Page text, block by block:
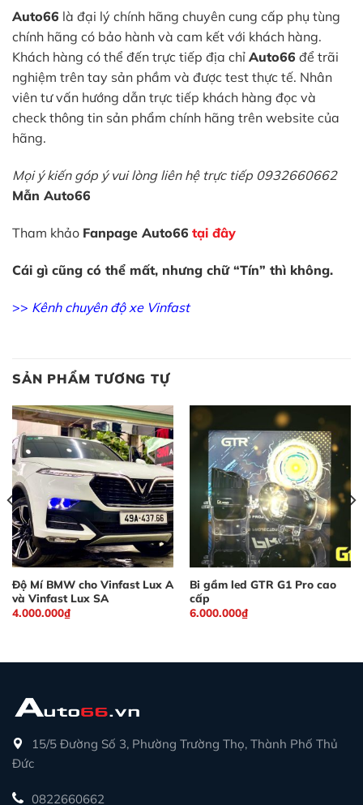
Auto66 là đại lý chính hãng chuyên cung cấp phụ tùng
chính hãng có bảo hành và cam kết với khách hàng.
Khách hàng có thể đến trực tiếp địa chỉ Auto66 để trãi
nghiệm trên tay sản phầm và được test thực tế. Nhân
viên tư vấn hướng dẫn trực tiếp khách hàng đọc và
check thông tin sản phẩm chính hãng trên website của
hãng.
Mọi ý kiến góp ý vui lòng liên hệ trực tiếp 0932660662
Mẫn Auto66
Tham khảo Fanpage Auto66 tại đây
Cái gì cũng có thể mất, nhưng chữ “Tín” thì không.
>> Kênh chuyên độ xe Vinfast
SẢN PHẨM TƯƠNG TỰ
Độ Mí BMW cho Vinfast Lux A
và Vinfast Lux SA
4.000.000₫
Bi gầm led GTR G1 Pro cao
cấp
6.000.000₫
15/5 Đường Số 3, Phường Trường Thọ, Thành Phố Thủ
Đức
0822660662